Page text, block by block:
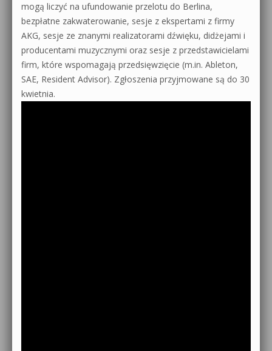
mogą liczyć na ufundowanie przelotu do Berlina,
bezpłatne zakwaterowanie, sesje z ekspertami z firmy
AKG, sesje ze znanymi realizatorami dźwięku, didżejami i
producentami muzycznymi oraz sesje z przedstawicielami
firm, które wspomagają przedsięwzięcie (m.in. Ableton,
SAE, Resident Advisor). Zgłoszenia przyjmowane są do 30
kwietnia.